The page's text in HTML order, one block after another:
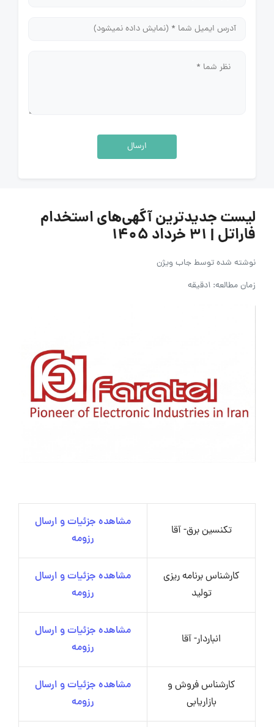
ارسال
لیست جدیدترین آگهی‌های استخدام
فاراتل | ۳۱ خرداد ۱۴۰۵
نوشته شده توسطجاب ویژن
زمان مطالعه: 1دقیقه
تکنسین برق- آقا
مشاهده جزئیات و ارسال
رزومه
کارشناس برنامه ریزی
تولید
مشاهده جزئیات و ارسال
رزومه
انباردار- آقا
مشاهده جزئیات و ارسال
رزومه
کارشناس فروش و
بازاریابی
مشاهده جزئیات و ارسال
رزومه